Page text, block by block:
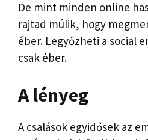
De mint minden online
rajtad múlik, hogy
éber. Legyőzheti a social
csak éber.
A lényeg
A csalások egyidősek az